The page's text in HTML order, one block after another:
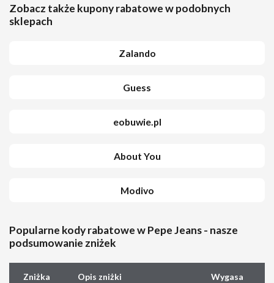
Zobacz także kupony rabatowe w podobnych
sklepach
Zalando
Guess
eobuwie.pl
About You
Modivo
Popularne kody rabatowe w Pepe Jeans - nasze
podsumowanie zniżek
Zniżka Opis zniżki Wygasa